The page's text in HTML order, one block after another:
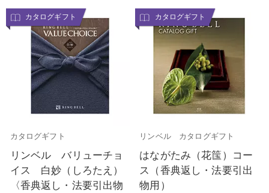
カタログギフト
カタログギフト
リンベル バリューチョ
イス 白妙（しろたえ）
〈香典返し・法要引出物
カタログギフト
リンベル カタログギフト
はながたみ（花筺）コー
ス（香典返し・法要引出
物用）